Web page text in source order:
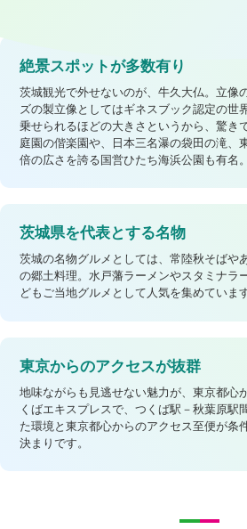
絶景スポットが多数有り
茨城観光で外せないのが、牛久大仏。立像
ズの製立像としてはギネスブック認定の世
乗せられるほどの大きさというから、驚き
庭園の偕楽園や、日本三名瀑の袋田の滝、
倍の広さを誇る国営ひたち海浜公園も有名。
茨城県を代表とする名物
茨城の名物グルメとしては、常陸秋そばや
の郷土料理。水戸藩ラーメンやスタミナラ
どもご当地グルメとして人気を集めています
東京からのアクセスが抜群
地味ながらも見逃せない魅力が、東京都心
くばエキスプレスで、つくば駅－秋葉原駅
た環境と東京都心からのアクセス至便が条
決まりです。